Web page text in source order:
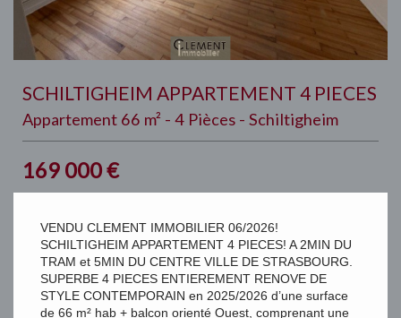
SCHILTIGHEIM APPARTEMENT 4 PIECES
Appartement 66 m² - 4 Pièces - Schiltigheim
169 000€
VENDU CLEMENT IMMOBILIER 06/2026!
SCHILTIGHEIM APPARTEMENT 4 PIECES! A 2MIN DU
TRAM et 5MIN DU CENTRE VILLE DE STRASBOURG.
SUPERBE 4 PIECES ENTIEREMENT RENOVE DE
STYLE CONTEMPORAIN en 2025/2026 d’une surface
de 66 m² hab + balcon orienté Ouest, comprenant une